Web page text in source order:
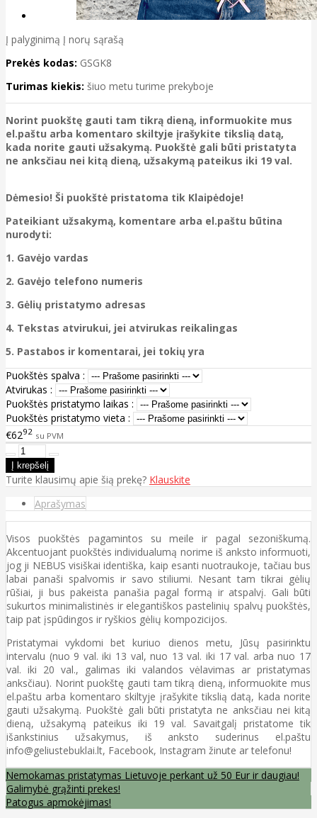
Į palyginimą Į norų sąrašą
Prekės kodas: GSGK8
Turimas kiekis: šiuo metu turime prekyboje
Norint puokštę gauti tam tikrą dieną, informuokite mus
el.paštu arba komentaro skiltyje įrašykite tikslią datą,
kada norite gauti užsakymą. Puokštė gali būti pristatyta
ne anksčiau nei kitą dieną, užsakymą pateikus iki 19 val.
Dėmesio! Ši puokštė pristatoma tik Klaipėdoje!
Pateikiant užsakymą, komentare arba el.paštu būtina
nurodyti:
1. Gavėjo vardas
2. Gavėjo telefono numeris
3. Gėlių pristatymo adresas
4. Tekstas atvirukui, jei atvirukas reikalingas
5. Pastabos ir komentarai, jei tokių yra
Puokštės spalva :
Atvirukas :
Puokštės pristatymo laikas :
Puokštės pristatymo vieta :
€6292 su PVM
Turite klausimų apie šią prekę? Klauskite
Aprašymas
Visos puokštės pagamintos su meile ir pagal sezoniškumą.
Akcentuojant puokštės individualumą norime iš anksto informuoti,
jog ji NEBUS visiškai identiška, kaip esanti nuotraukoje, tačiau bus
labai panaši spalvomis ir savo stiliumi. Nesant tam tikrai gėlių
rūšiai, ji bus pakeista panašia pagal formą ir atspalvį. Gali būti
sukurtos minimalistinės ir elegantiškos pastelinių spalvų puokštės,
taip pat įspūdingos ir ryškios gėlių kompozicijos.
Pristatymai vykdomi bet kuriuo dienos metu, Jūsų pasirinktu
intervalu (nuo 9 val. iki 13 val, nuo 13 val. iki 17 val. arba nuo 17
val. iki 20 val., galimas iki valandos vėlavimas ar pristatymas
anksčiau). Norint puokštę gauti tam tikrą dieną, informuokite mus
el.paštu arba komentaro skiltyje įrašykite tikslią datą, kada norite
gauti užsakymą. Puokštė gali būti pristatyta ne anksčiau nei kitą
dieną, užsakymą pateikus iki 19 val. Savaitgalį pristatome tik
išankstinius užsakymus, iš anksto suderinus el.paštu
info@geliustebuklai.lt, Facebook, Instagram žinute ar telefonu!
Nemokamas pristatymas Lietuvoje perkant už 50 Eur ir daugiau!
Galimybė grąžinti prekes!
Patogus apmokėjimas!